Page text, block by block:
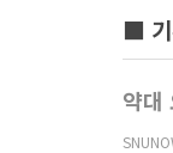
■ 기
약대